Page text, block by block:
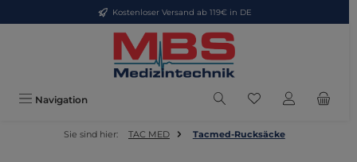
Zum Hauptinhalt springenKostenloser Versand ab 119€ in DE
Navigation Du hast 0
Sie sind hier: TAC MED Tacmed-Rucksäcke